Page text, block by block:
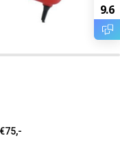
9.6